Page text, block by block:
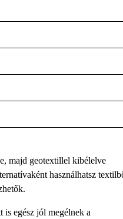
majd geotextillel kibélelve
használhatsz
is egész jól megélnek a